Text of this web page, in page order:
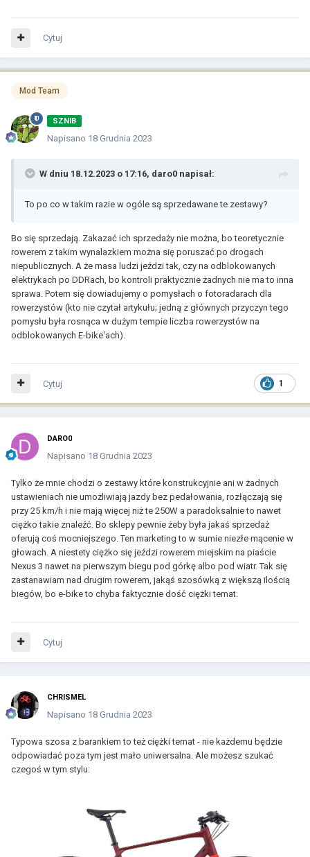
Cytuj
Mod Team
SZNIB
Napisano 18 Grudnia 2023
W dniu 18.12.2023 o 17:16, daro0 napisał:
To po co w takim razie w ogóle są sprzedawane te zestawy?
Bo się sprzedają. Zakazać ich sprzedaży nie można, bo teoretycznie
rowerem z takim wynalazkiem można się poruszać po drogach
niepublicznych. A że masa ludzi jeździ tak, czy na odblokowanych
elektrykach po DDRach, bo kontroli praktycznie żadnych nie ma to inna
sprawa. Potem się dowiadujemy o pomysłach o fotoradarach dla
rowerzystów (kto nie czytał artykułu; jedną z głównych przyczyn tego
pomysłu była rosnąca w dużym tempie liczba rowerzystów na
odblokowanych E-bike'ach).
1
Cytuj
DARO0
Napisano 18 Grudnia 2023
Tylko że mnie chodzi o zestawy które konstrukcyjnie ani w żadnych
ustawieniach nie umożliwiają jazdy bez pedałowania, rozłączają się
przy 25 km/h i nie mają więcej niż te 250W a paradoksalnie to nawet
ciężko takie znaleźć. Bo sklepy pewnie żeby była jakaś sprzedaż
oferują coś mocniejszego. Ten marketing to w sumie niezłe mącenie w
głowach. A niestety ciężko się jeździ rowerem miejskim na piaście
Nexus 3 nawet na pierwszym biegu pod górkę albo pod wiatr. Tak się
zastanawiam nad drugim rowerem, jakąś szosówką z większą ilością
biegów, bo e-bike to chyba faktycznie dość ciężki temat.
Cytuj
CHRISMEL
Napisano 18 Grudnia 2023
Typowa szosa z barankiem to też ciężki temat - nie każdemu będzie
odpowiadać poza tym jest mało uniwersalna. Ale możesz szukać
czegoś w tym stylu: